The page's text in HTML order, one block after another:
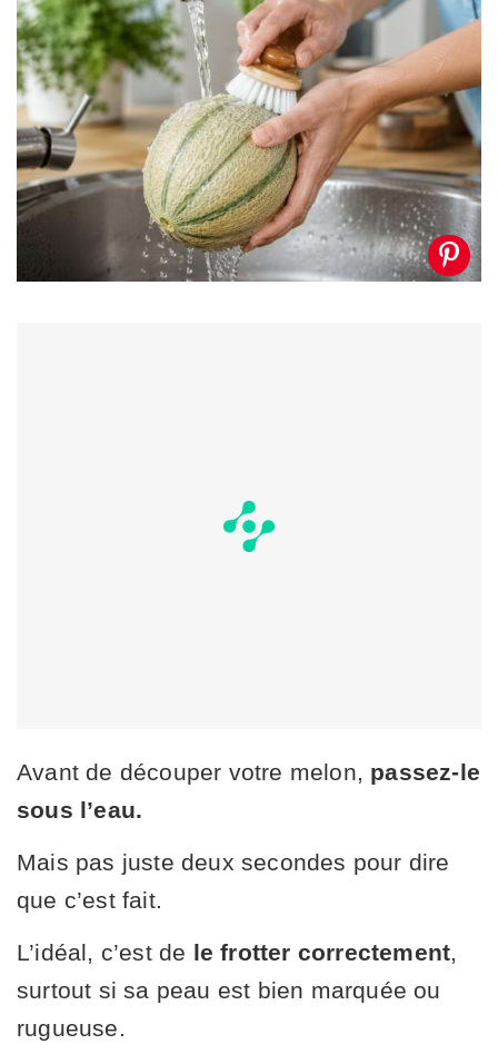
Avant de découper votre melon, passez-le
sous l’eau.
Mais pas juste deux secondes pour dire
que c’est fait.
L’idéal, c’est de le frotter correctement,
surtout si sa peau est bien marquée ou
rugueuse.